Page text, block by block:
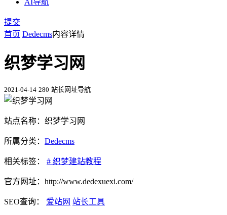
AI导航
提交
首页 Dedecms内容详情
织梦学习网
2021-04-14 280 站长网址导航
站点名称：织梦学习网
所属分类： Dedecms
相关标签： # 织梦建站教程
官方网址：http://www.dedexuexi.com/
SEO查询： 爱站网 站长工具